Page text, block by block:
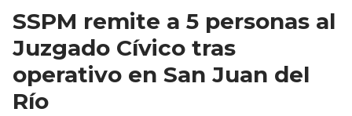
SSPM remite a 5 personas al
Juzgado Cívico tras
operativo en San Juan del
Río